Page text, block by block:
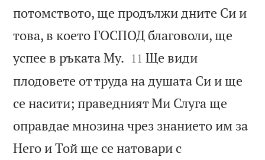
потомството, ще продължи дните Си и
това, в което ГОСПОД благоволи, ще
успее в ръката Му. 

11 Ще види
плодовете от труда на душата Си и ще
се насити; праведният Ми Слуга ще
оправдае мнозина чрез знанието им за
Него и Той ще се натовари с